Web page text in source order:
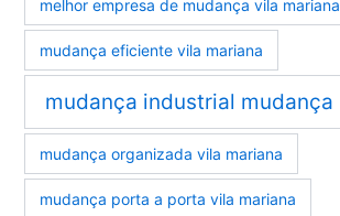
melhor empresa de mudança vila mariana
mudança eficiente vila mariana
mudança industrial mudança
mudança organizada vila mariana
mudança porta a porta vila mariana